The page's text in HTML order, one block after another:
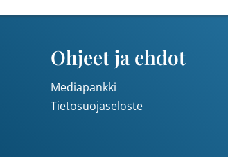
Ohjeet ja ehdot
Mediapankki
Tietosuojaseloste